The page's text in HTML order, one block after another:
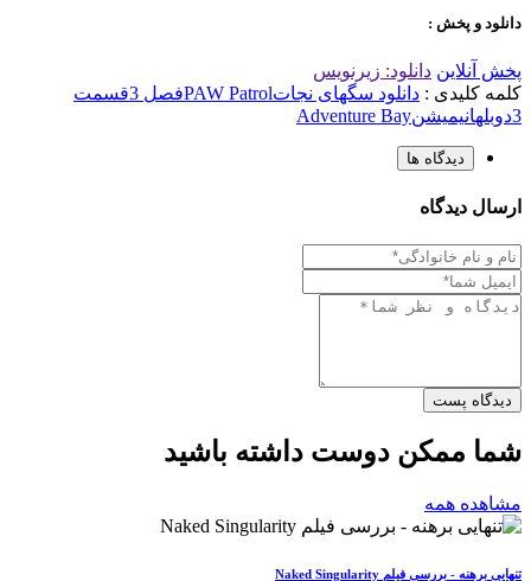
دانلود و پخش :
پخش آنلاین دانلود: زیرنویس
کلمه کلیدی : دانلود سگهای نجاتPAW Patrolفصل 3
قسمت
3دوبلهانیمیشنAdventure Bay
دیدگاه ها
ارسال دیدگاه
دیدگاه پست
شما ممکن دوست داشته باشید
مشاهده همه
تنهایی برهنه - بررسی فیلم Naked Singularity